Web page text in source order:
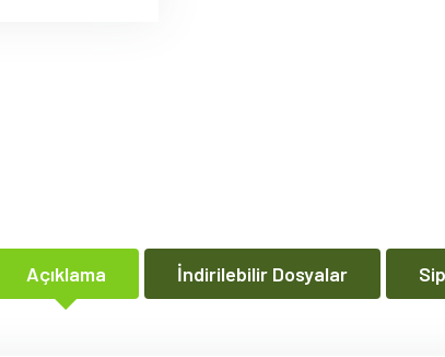
Açıklama İndirilebilir Dosyalar